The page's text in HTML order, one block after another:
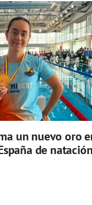
un nuevo oro
de natación